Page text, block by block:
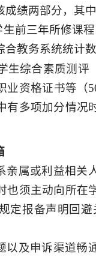
成绩两部分，其
前三年所修课
合教务系统统计
生综合素质测评
业资格证书等（
有多项加分情况
亲属或利益相关
也须主动向所
定报备声明回
以及申诉渠道畅